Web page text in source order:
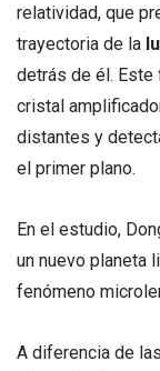
relatividad, que
trayectoria de la
detrás de él. Este
cristal
distantes y
el primer plano.
En el estudio,
un nuevo planeta
fenómeno
A diferencia de